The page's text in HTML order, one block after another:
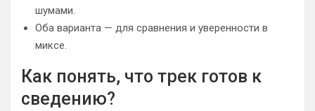
шумами.
Оба варианта — для сравнения и уверенности в
миксе.
Как понять, что трек готов к
сведению?